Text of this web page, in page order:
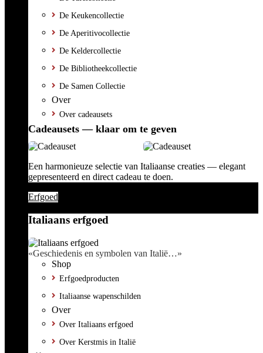
De Keukencollectie
De Aperitivocollectie
De Keldercollectie
De Bibliotheekcollectie
De Samen Collectie
Over
Over cadeausets
Cadeausets — klaar om te geven
Een harmonieuze selectie van Italiaanse creaties — elegant
gepresenteerd en direct cadeau te doen.
Erfgoed
Italiaans erfgoed
«Geschiedenis en symbolen van Italië…»
Shop
Erfgoedproducten
Italiaanse wapenschilden
Over
Over Italiaans erfgoed
Over Kerstmis in Italië